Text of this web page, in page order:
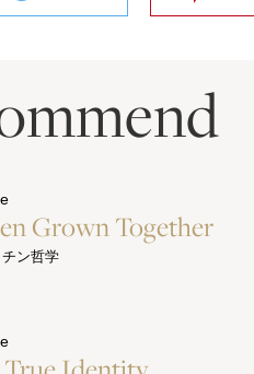
Grown Together
ン哲学